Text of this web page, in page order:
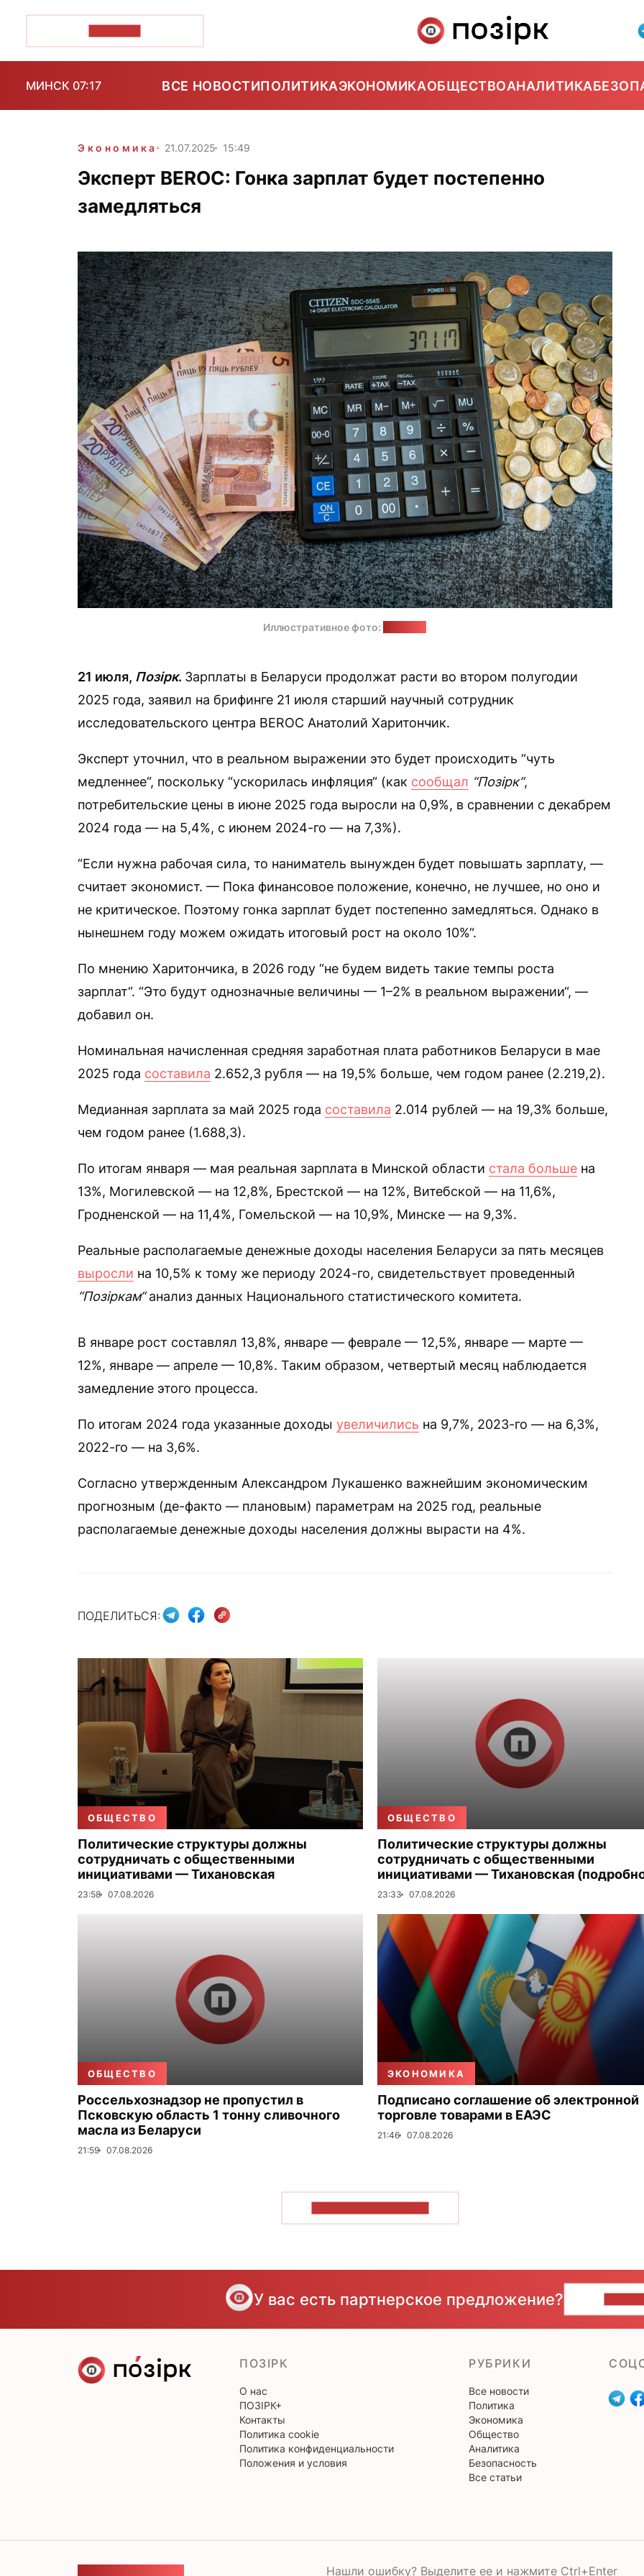
МИНСК 07:17 ВСЕ НОВОСТИПОЛИТИКАЭКОНОМИКАОБЩЕСТВОАНАЛИТИКА
Экономика 21.07.2025 15:49
Эксперт BEROC: Гонка зарплат будет постепенно
замедляться
Иллюстративное фото:
21 июля, Позірк. Зарплаты в Беларуси продолжат расти во втором полугодии
2025 года, заявил на брифинге 21 июля старший научный сотрудник
исследовательского центра BEROC Анатолий Харитончик.
Эксперт уточнил, что в реальном выражении это будет происходить “чуть
медленнее“, поскольку “ускорилась инфляция“ (как сообщал “Позірк“,
потребительские цены в июне 2025 года выросли на 0,9%, в сравнении с декабрем
2024 года — на 5,4%, с июнем 2024-го — на 7,3%).
“Если нужна рабочая сила, то наниматель вынужден будет повышать зарплату, —
считает экономист. — Пока финансовое положение, конечно, не лучшее, но оно и
не критическое. Поэтому гонка зарплат будет постепенно замедляться. Однако в
нынешнем году можем ожидать итоговый рост на около 10%“.
По мнению Харитончика, в 2026 году “не будем видеть такие темпы роста
зарплат“. “Это будут однозначные величины — 1–2% в реальном выражении“, —
добавил он.
Номинальная начисленная средняя заработная плата работников Беларуси в мае
2025 года составила 2.652,3 рубля — на 19,5% больше, чем годом ранее (2.219,2).
Медианная зарплата за май 2025 года составила 2.014 рублей — на 19,3% больше,
чем годом ранее (1.688,3).
По итогам января — мая реальная зарплата в Минской области стала больше на
13%, Могилевской — на 12,8%, Брестской — на 12%, Витебской — на 11,6%,
Гродненской — на 11,4%, Гомельской — на 10,9%, Минске — на 9,3%.
Реальные располагаемые денежные доходы населения Беларуси за пять месяцев
выросли на 10,5% к тому же периоду 2024-го, свидетельствует проведенный
“Позіркам“анализ данных Национального статистического комитета.
В январе рост составлял 13,8%, январе — феврале — 12,5%, январе — марте —
12%, январе — апреле — 10,8%. Таким образом, четвертый месяц наблюдается
замедление этого процесса.
По итогам 2024 года указанные доходы увеличились на 9,7%, 2023-го — на 6,3%,
2022-го — на 3,6%.
Согласно утвержденным Александром Лукашенко важнейшим экономическим
прогнозным (де-факто — плановым) параметрам на 2025 год, реальные
располагаемые денежные доходы населения должны вырасти на 4%.
ПОДЕЛИТЬСЯ:
ОБЩЕСТВО
Политические структуры должны
сотрудничать с общественными
инициативами — Тихановская
23:58 07.08.2026
ОБЩЕСТВО
Политические структуры должны
сотрудничать с общественными
инициативами — Тихановская
23:33 07.08.2026
ОБЩЕСТВО
Россельхознадзор не пропустил в
Псковскую область 1 тонну сливочного
масла из Беларуси
21:59 07.08.2026
ЭКОНОМИКА
Подписано соглашение об электронной
торговле товарами в ЕАЭС
21:46 07.08.2026
У вас есть партнерское предложение?
ПОЗІРК
О нас
ПОЗІРК+
Контакты
Политика cookie
Политика конфиденциальности
Положения и условия
РУБРИКИ
Все новости
Политика
Экономика
Общество
Аналитика
Безопасность
Все статьи
Нашли ошибку? Выделите ее и нажмите Ctrl+Enter